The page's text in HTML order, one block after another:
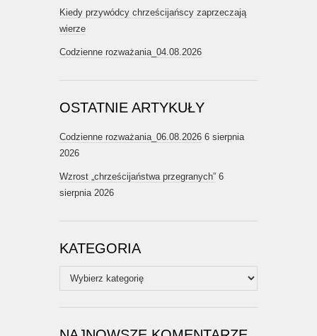
Kiedy przywódcy chrześcijańscy zaprzeczają
wierze
Codzienne rozważania_04.08.2026
OSTATNIE ARTYKUŁY
Codzienne rozważania_06.08.2026 6 sierpnia
2026
Wzrost „chrześcijaństwa przegranych” 6
sierpnia 2026
KATEGORIA
Kategoria